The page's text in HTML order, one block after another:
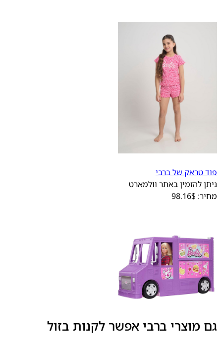
פוד טראק של ברבי
ניתן להזמין באתר וולמארט
מחיר: 98.16$
גם מוצרי ברבי אפשר לקנות בזול